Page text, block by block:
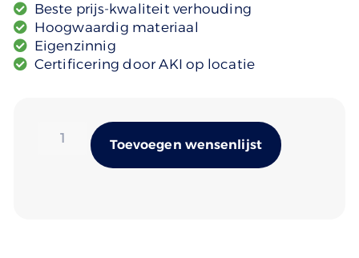
Beste prijs-kwaliteit verhouding
Hoogwaardig materiaal
Eigenzinnig
Certificering door AKI op locatie
Toevoegen wensenlijst